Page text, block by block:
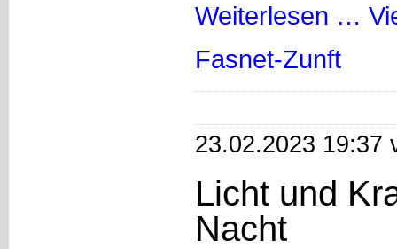
Weiterlesen …
Fasnet-Zunft
23.02.2023 19:37
Licht und
Nacht